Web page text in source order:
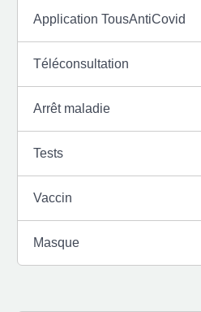
Application TousAntiCovid
Téléconsultation
Arrêt maladie
Tests
Vaccin
Masque